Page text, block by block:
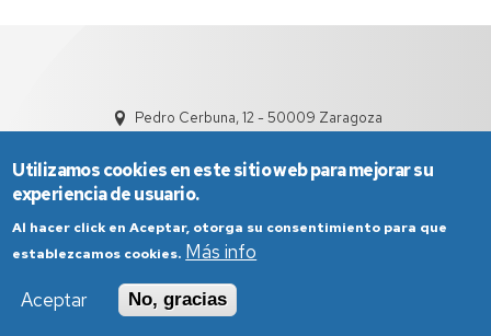
Pedro Cerbuna, 12 - 50009 Zaragoza
Aviso Legal
Condiciones generales de uso
Política de Privacidad
Utilizamos cookies en este sitio web para mejorar su
experiencia de usuario.
Al hacer click en Aceptar, otorga su consentimiento para que
establezcamos cookies. Más info
Aceptar
No, gracias